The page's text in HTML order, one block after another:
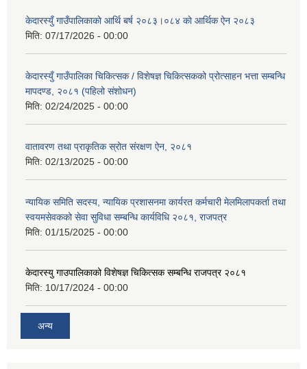
केदारस्युँ गाउँपालिकाकाे आर्थि बर्ष २०८३।०८४ काे आर्थिक ऐन २०८३
मिति: 07/17/2026 - 00:00
केदारस्युँ गाउँपालिका चिकित्सक / विशेषज्ञ चिकित्सकको प्रोत्साहन भत्ता सम्बन्धि
मापदण्ड, २०८१ (पहिलो संशोधन)
मिति: 02/24/2025 - 00:00
वातावरण तथा प्राकृतिक स्रोत संरक्षण ऐन, २०८१
मिति: 02/13/2025 - 00:00
न्यायिक समिति सदस्य, न्यायिक प्रशासनमा कार्यरत कर्मचारी मेलमिलापकर्ता तथा
स्वयमसेवकको सेवा सुविधा सम्बन्धि कार्यविधि २०८१, राजपत्र
मिति: 01/15/2025 - 00:00
केदारस्यु गाउपालिकाको विशेषज्ञ चिकित्सक सम्बन्धि राजपत्र २०८१
मिति: 10/17/2024 - 00:00
अन्य